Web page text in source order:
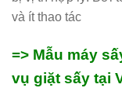
và ít thao tác
=> Mẫu máy
vụ giặt sấy tại